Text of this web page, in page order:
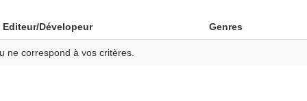
Editeur/Dévelopeur Genres
ne correspond à vos critères.